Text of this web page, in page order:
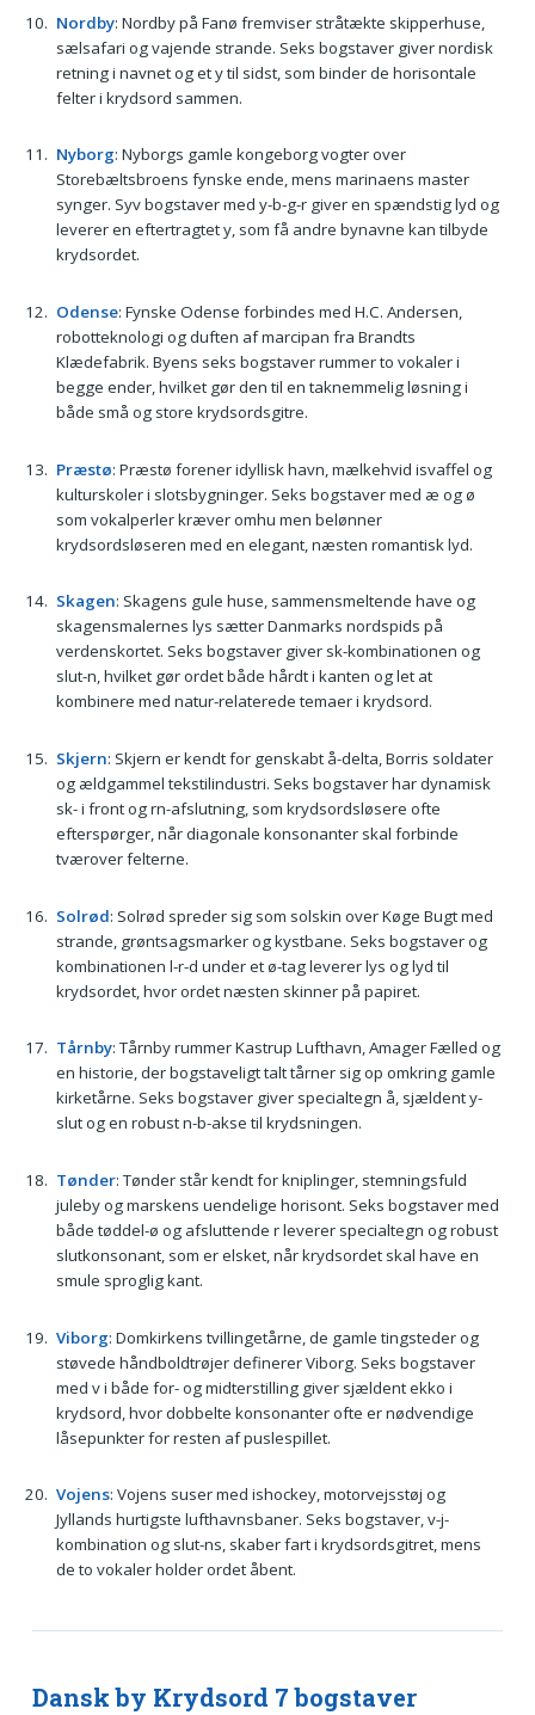
Nordby: Nordby på Fanø fremviser stråtækte skipperhuse,
sælsafari og vajende strande. Seks bogstaver giver nordisk
retning i navnet og et y til sidst, som binder de horisontale
felter i krydsord sammen.
Nyborg: Nyborgs gamle kongeborg vogter over
Storebæltsbroens fynske ende, mens marinaens master
synger. Syv bogstaver med y-b-g-r giver en spændstig lyd og
leverer en eftertragtet y, som få andre bynavne kan tilbyde
krydsordet.
Odense: Fynske Odense forbindes med H.C. Andersen,
robotteknologi og duften af marcipan fra Brandts
Klædefabrik. Byens seks bogstaver rummer to vokaler i
begge ender, hvilket gør den til en taknemmelig løsning i
både små og store krydsordsgitre.
Præstø: Præstø forener idyllisk havn, mælkehvid isvaffel og
kulturskoler i slotsbygninger. Seks bogstaver med æ og ø
som vokalperler kræver omhu men belønner
krydsordsløseren med en elegant, næsten romantisk lyd.
Skagen: Skagens gule huse, sammensmeltende have og
skagensmalernes lys sætter Danmarks nordspids på
verdenskortet. Seks bogstaver giver sk-kombinationen og
slut-n, hvilket gør ordet både hårdt i kanten og let at
kombinere med natur-relaterede temaer i krydsord.
Skjern: Skjern er kendt for genskabt å-delta, Borris soldater
og ældgammel tekstilindustri. Seks bogstaver har dynamisk
sk- i front og rn-afslutning, som krydsordsløsere ofte
efterspørger, når diagonale konsonanter skal forbinde
tværover felterne.
Solrød: Solrød spreder sig som solskin over Køge Bugt med
strande, grøntsagsmarker og kystbane. Seks bogstaver og
kombinationen l-r-d under et ø-tag leverer lys og lyd til
krydsordet, hvor ordet næsten skinner på papiret.
Tårnby: Tårnby rummer Kastrup Lufthavn, Amager Fælled og
en historie, der bogstaveligt talt tårner sig op omkring gamle
kirketårne. Seks bogstaver giver specialtegn å, sjældent y-
slut og en robust n-b-akse til krydsningen.
Tønder: Tønder står kendt for kniplinger, stemningsfuld
juleby og marskens uendelige horisont. Seks bogstaver med
både tøddel-ø og afsluttende r leverer specialtegn og robust
slutkonsonant, som er elsket, når krydsordet skal have en
smule sproglig kant.
Viborg: Domkirkens tvillingetårne, de gamle tingsteder og
støvede håndboldtrøjer definerer Viborg. Seks bogstaver
med v i både for- og midterstilling giver sjældent ekko i
krydsord, hvor dobbelte konsonanter ofte er nødvendige
låsepunkter for resten af puslespillet.
Vojens: Vojens suser med ishockey, motorvejsstøj og
Jyllands hurtigste lufthavnsbaner. Seks bogstaver, v-j-
kombination og slut-ns, skaber fart i krydsordsgitret, mens
de to vokaler holder ordet åbent.
Dansk by Krydsord 7 bogstaver